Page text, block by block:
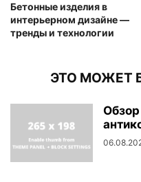
Бетонные изделия в
интерьерном дизайне —
тренды и технологии
ЭТО МОЖЕТ
Обзор